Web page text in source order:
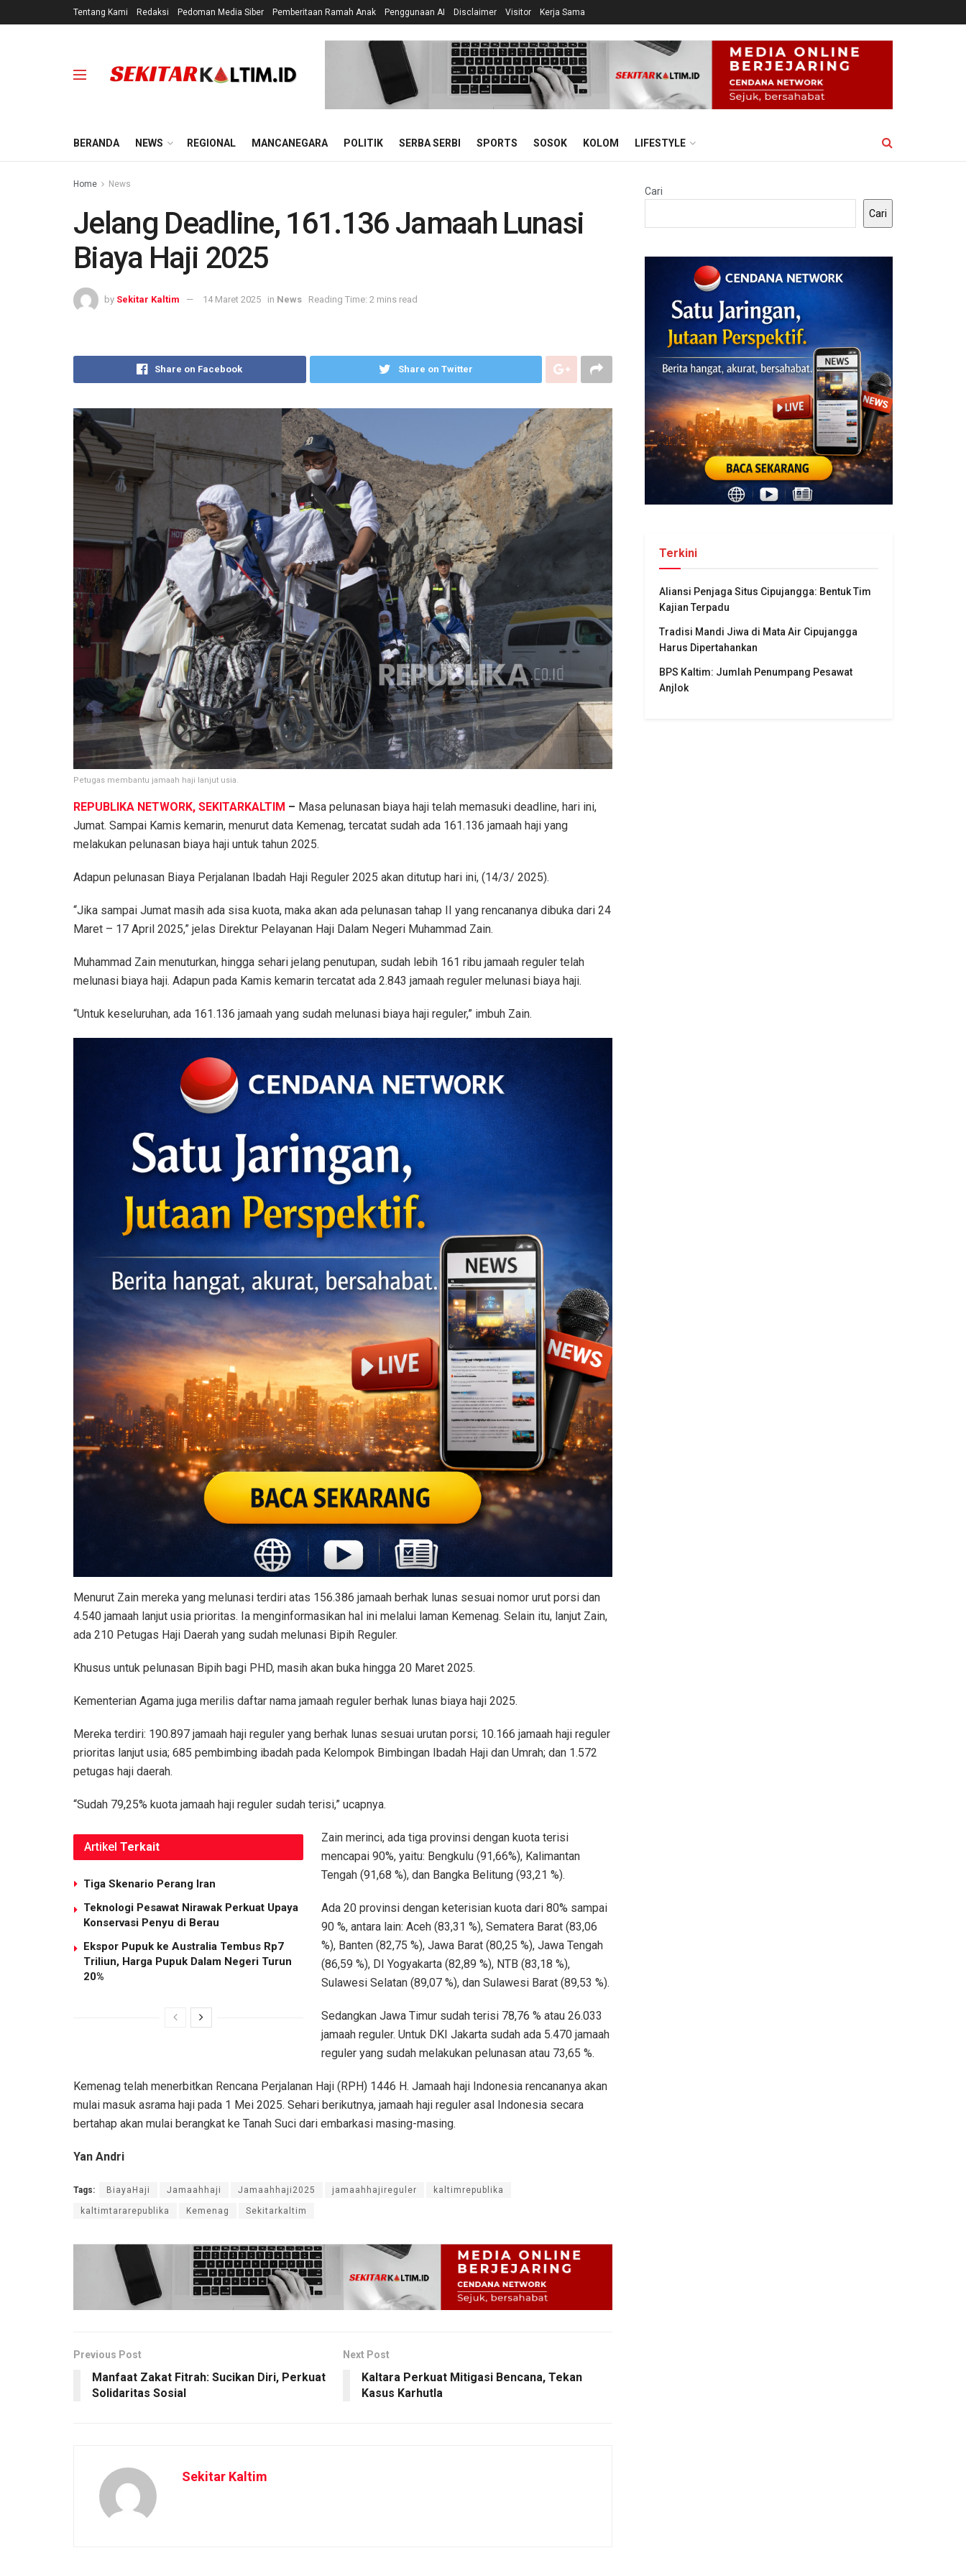
Tentang Kami Redaksi Pedoman Media Siber Pemberitaan Ramah Anak Penggunaan AI Disclaimer Visitor Kerja Sama
BERANDA NEWS REGIONAL MANCANEGARA POLITIK SERBA SERBI SPORTS SOSOK KOLOM LIFESTYLE
Home News
Jelang Deadline, 161.136 Jamaah Lunasi
Biaya Haji 2025
by Sekitar Kaltim 14 Maret 2025 in News Reading Time: 2 mins read
Share on Facebook Share on Twitter
Petugas membantu jamaah haji lanjut usia.
REPUBLIKA NETWORK, SEKITARKALTIM – Masa pelunasan biaya haji telah memasuki deadline, hari ini,
Jumat. Sampai Kamis kemarin, menurut data Kemenag, tercatat sudah ada 161.136 jamaah haji yang
melakukan pelunasan biaya haji untuk tahun 2025.
Adapun pelunasan Biaya Perjalanan Ibadah Haji Reguler 2025 akan ditutup hari ini, (14/3/ 2025).
“Jika sampai Jumat masih ada sisa kuota, maka akan ada pelunasan tahap II yang rencananya dibuka dari 24
Maret – 17 April 2025,” jelas Direktur Pelayanan Haji Dalam Negeri Muhammad Zain.
Muhammad Zain menuturkan, hingga sehari jelang penutupan, sudah lebih 161 ribu jamaah reguler telah
melunasi biaya haji. Adapun pada Kamis kemarin tercatat ada 2.843 jamaah reguler melunasi biaya haji.
“Untuk keseluruhan, ada 161.136 jamaah yang sudah melunasi biaya haji reguler,” imbuh Zain.
Menurut Zain mereka yang melunasi terdiri atas 156.386 jamaah berhak lunas sesuai nomor urut porsi dan
4.540 jamaah lanjut usia prioritas. Ia menginformasikan hal ini melalui laman Kemenag. Selain itu, lanjut Zain,
ada 210 Petugas Haji Daerah yang sudah melunasi Bipih Reguler.
Khusus untuk pelunasan Bipih bagi PHD, masih akan buka hingga 20 Maret 2025.
Kementerian Agama juga merilis daftar nama jamaah reguler berhak lunas biaya haji 2025.
Mereka terdiri: 190.897 jamaah haji reguler yang berhak lunas sesuai urutan porsi; 10.166 jamaah haji reguler
prioritas lanjut usia; 685 pembimbing ibadah pada Kelompok Bimbingan Ibadah Haji dan Umrah; dan 1.572
petugas haji daerah.
“Sudah 79,25% kuota jamaah haji reguler sudah terisi,” ucapnya.
Artikel Terkait
Tiga Skenario Perang Iran
Teknologi Pesawat Nirawak Perkuat Upaya
Konservasi Penyu di Berau
Ekspor Pupuk ke Australia Tembus Rp7
Triliun, Harga Pupuk Dalam Negeri Turun
20%
Zain merinci, ada tiga provinsi dengan kuota terisi
mencapai 90%, yaitu: Bengkulu (91,66%), Kalimantan
Tengah (91,68 %), dan Bangka Belitung (93,21 %).
Ada 20 provinsi dengan keterisian kuota dari 80% sampai
90 %, antara lain: Aceh (83,31 %), Sematera Barat (83,06
%), Banten (82,75 %), Jawa Barat (80,25 %), Jawa Tengah
(86,59 %), DI Yogyakarta (82,89 %), NTB (83,18 %),
Sulawesi Selatan (89,07 %), dan Sulawesi Barat (89,53 %).
Sedangkan Jawa Timur sudah terisi 78,76 % atau 26.033
jamaah reguler. Untuk DKI Jakarta sudah ada 5.470 jamaah
reguler yang sudah melakukan pelunasan atau 73,65 %.
Kemenag telah menerbitkan Rencana Perjalanan Haji (RPH) 1446 H. Jamaah haji Indonesia rencananya akan
mulai masuk asrama haji pada 1 Mei 2025. Sehari berikutnya, jamaah haji reguler asal Indonesia secara
bertahap akan mulai berangkat ke Tanah Suci dari embarkasi masing-masing.
Yan Andri
Tags: BiayaHaji Jamaahhaji Jamaahhaji2025 jamaahhajireguler kaltimrepublika
kaltimtararepublika Kemenag Sekitarkaltim
Previous Post
Manfaat Zakat Fitrah: Sucikan Diri, Perkuat
Solidaritas Sosial
Next Post
Kaltara Perkuat Mitigasi Bencana, Tekan
Kasus Karhutla
Sekitar Kaltim
Cari
Cari
Terkini
Aliansi Penjaga Situs Cipujangga: Bentuk Tim
Kajian Terpadu
Tradisi Mandi Jiwa di Mata Air Cipujangga
Harus Dipertahankan
BPS Kaltim: Jumlah Penumpang Pesawat
Anjlok